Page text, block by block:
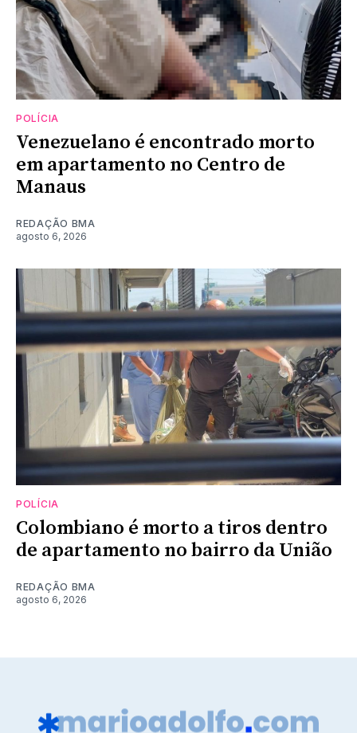
POLÍCIA
Venezuelano é encontrado morto
em apartamento no Centro de
Manaus
REDAÇÃO BMA
agosto 6, 2026
POLÍCIA
Colombiano é morto a tiros dentro
de apartamento no bairro da União
REDAÇÃO BMA
agosto 6, 2026